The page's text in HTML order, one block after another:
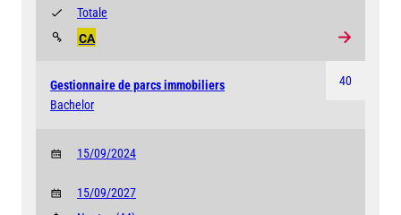
CA
Totale
40
Gestionnaire de parcs immobiliers
Bachelor
15/09/2024
15/09/2027